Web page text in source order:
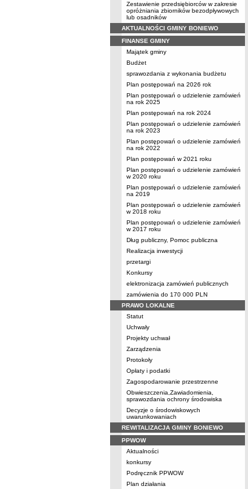
Zestawienie przedsiębiorców w zakresie
opróżniania zbiorników bezodpływowych
lub osadników
AKTUALNOŚCI GMINY BONIEWO
FINANSE GMINY
Majątek gminy
Budżet
sprawozdania z wykonania budżetu
Plan postępowań na 2026 rok
Plan postępowań o udzielenie zamówień
na rok 2025
Plan postępowań na rok 2024
Plan postępowań o udzielenie zamówień
na rok 2023
Plan postępowań o udzielenie zamówień
na rok 2022
Plan postępowań w 2021 roku
Plan postępowań o udzielenie zamówień
w 2020 roku
Plan postępowań o udzielenie zamówień
na 2019
Plan postępowań o udzielenie zamówień
w 2018 roku
Plan postępowań o udzielenie zamówień
w 2017 roku
Dług publiczny, Pomoc publiczna
Realizacja inwestycji
przetargi
Konkursy
elektronizacja zamówień publicznych
zamówienia do 170 000 PLN
PRAWO LOKALNE
Statut
Uchwały
Projekty uchwał
Zarządzenia
Protokoły
Opłaty i podatki
Zagospodarowanie przestrzenne
Obwieszczenia,Zawiadomienia,
sprawozdania ochrony środowiska
Decyzje o środowiskowych
uwarunkowaniach
REWITALIZACJA GMINY BONIEWO
PPWOW
Aktualności
konkursy
Podręcznik PPWOW
Plan działania